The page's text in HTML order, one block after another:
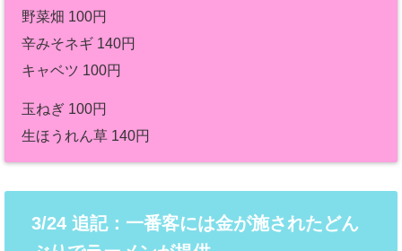
野菜畑 100円
辛みそネギ 140円
キャベツ 100円
玉ねぎ 100円
生ほうれん草 140円
3/24 追記：一番客には金が施されたどん